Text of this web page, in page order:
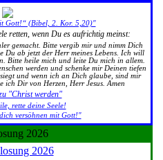
Gott!“ (Bibel, 2. Kor. 5,20)"
retten, wenn Du es aufrichtig meinst:
gemacht. Bitte vergib mir und nimm Dich
Du ab jetzt der Herr meines Lebens. Ich will
Bitte heile mich und leite Du mich in allem.
werden und schenke mir Deinen tiefen
und wenn ich an Dich glaube, sind mir
ich Dir von Herzen, Herr Jesus. Amen
"Christ werden"
rette deine Seele!
versöhnen mit Gott!"
2026